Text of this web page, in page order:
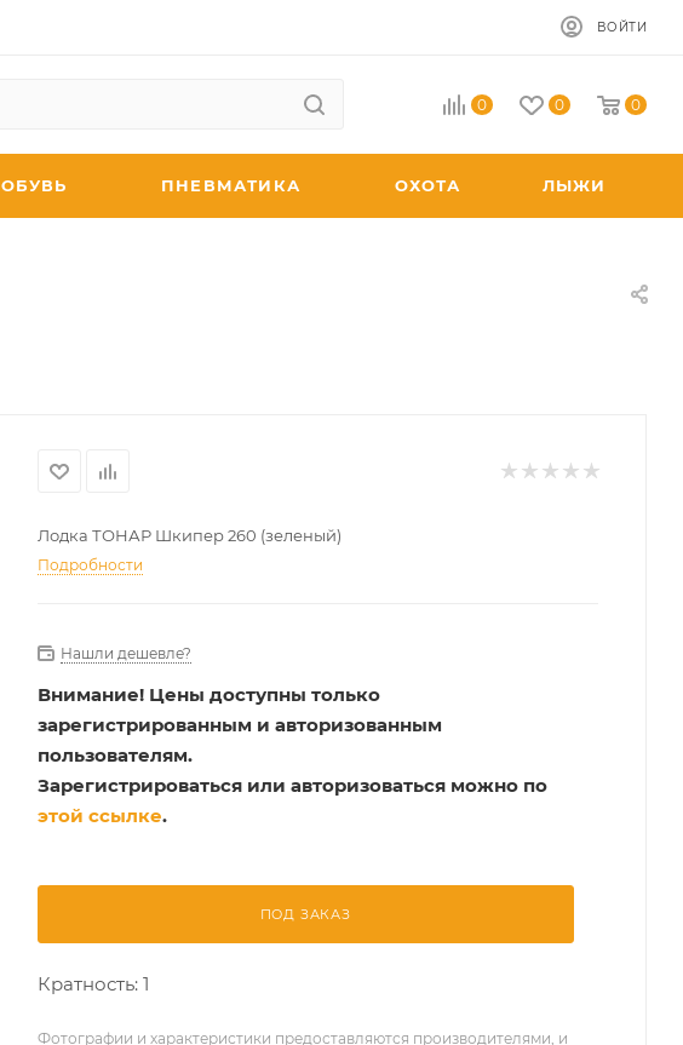
ВОЙТИ
0 0 0
ОБУВЬ ПНЕВМАТИКА ОХОТА ЛЫЖИ
Лодка ТОНАР Шкипер 260 (зеленый)
Подробности
Нашли дешевле?
Внимание! Цены доступны только
зарегистрированным и авторизованным
пользователям.
Зарегистрироваться или авторизоваться можно по
этой ссылке.
ПОД ЗАКАЗ
Кратность: 1
Фотографии и характеристики предоставляются производителями, и